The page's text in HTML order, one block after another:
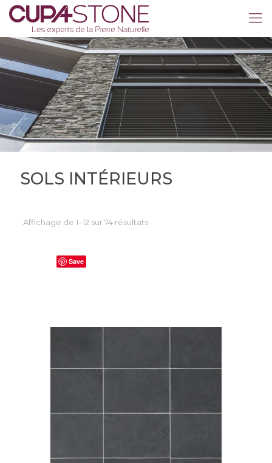
SOLS INTÉRIEURS
Affichage de 1–12 sur 74 résultats
Save